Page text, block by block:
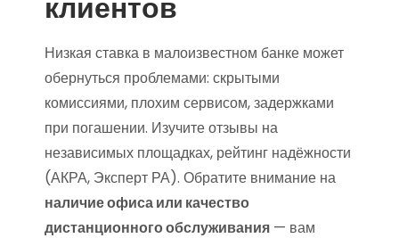
Низкая ставка в малоизвестном банке может
обернуться проблемами: скрытыми
комиссиями, плохим сервисом, задержками
при погашении. Изучите отзывы на
независимых площадках, рейтинг надёжности
(АКРА, Эксперт РА). Обратите внимание на
наличие офиса или качество
дистанционного обслуживания — вам